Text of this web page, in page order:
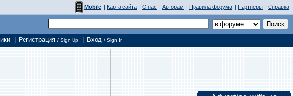
Mobile | Карта сайта | О нас | Авторам | Правила форума | Партнеры | Справка
Регистрация / Sign Up Вход / Sign In